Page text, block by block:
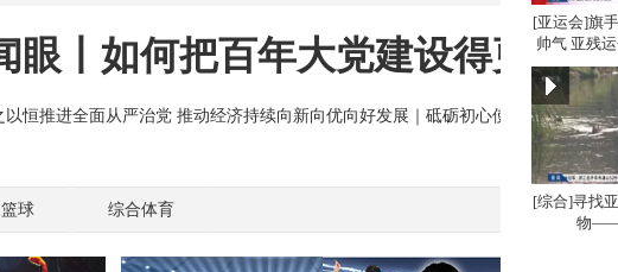
篮球 综合体育
[亚运会]旗
帅气 亚残
[综合]寻找
物